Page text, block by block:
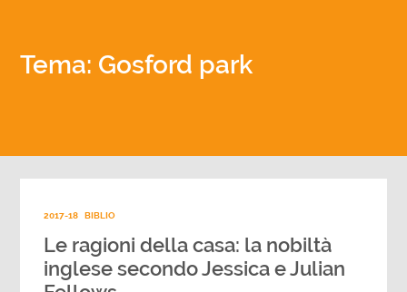
Tema: Gosford park
2017-18 BIBLIO
Le ragioni della casa: la nobiltà
inglese secondo Jessica e Julian